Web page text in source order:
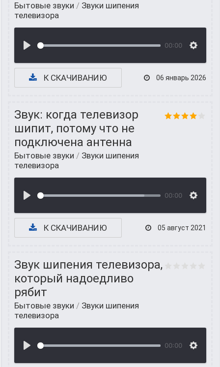
Бытовые звуки / Звуки шипения
телевизора
00:00
К СКАЧИВАНИЮ 06 январь 2026
Звук: когда телевизор
шипит, потому что не
подключена антенна
Бытовые звуки / Звуки шипения
телевизора
00:00
К СКАЧИВАНИЮ 05 август 2021
Звук шипения телевизора,
который надоедливо
рябит
Бытовые звуки / Звуки шипения
телевизора
00:00